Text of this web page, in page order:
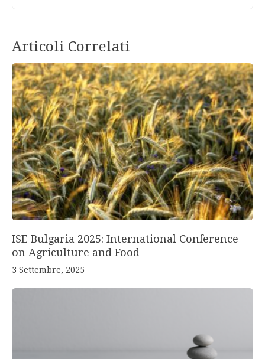
Articoli Correlati
ISE Bulgaria 2025: International Conference
on Agriculture and Food
3 Settembre, 2025